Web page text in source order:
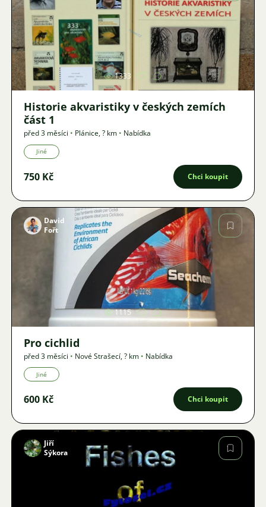
Obrázek
1333
Historie akvaristiky v českých zemích
část 1
před 3 měsíci • Plánice,? km • Nabídka
Jiné
750 Kč Chci koupit
Obrázek
David
Fořt
1115
Pro cichlid
před 3 měsíci • Nové Strašecí,? km • Nabídka
Jiné
600 Kč Chci koupit
Obrázek
Jiří
Sýkora